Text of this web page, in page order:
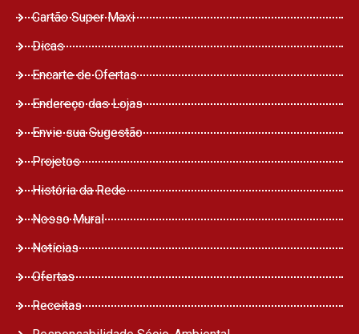
Cartão Super Maxi
Dicas
Encarte de Ofertas
Endereço das Lojas
Envie sua Sugestão
Projetos
História da Rede
Nosso Mural
Notícias
Ofertas
Receitas